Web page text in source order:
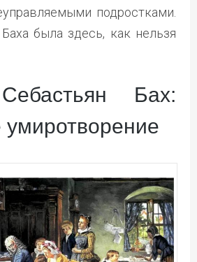
подростками.
была здесь, как нельзя
Бах: